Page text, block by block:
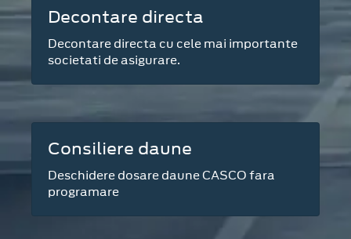
Decontare directa
Decontare directa cu cele mai importante
societati de asigurare.
Consiliere daune
Deschidere dosare daune CASCO fara
programare